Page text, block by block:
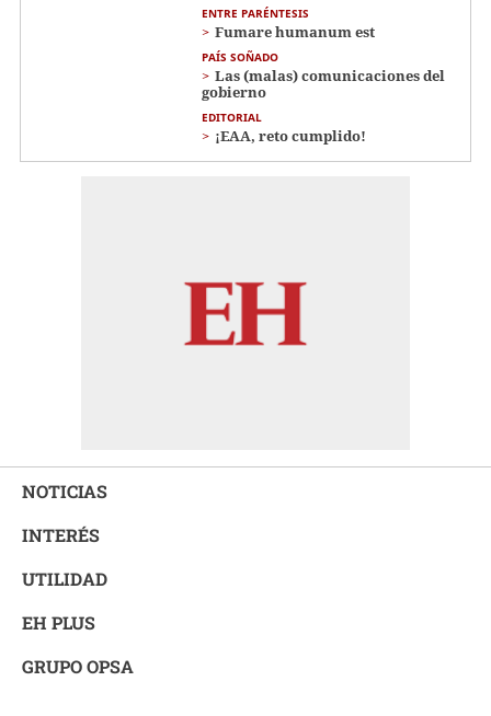
ENTRE PARÉNTESIS
Fumare humanum est
PAÍS SOÑADO
Las (malas) comunicaciones del
gobierno
EDITORIAL
¡EAA, reto cumplido!
NOTICIAS
INTERÉS
UTILIDAD
EH PLUS
GRUPO OPSA